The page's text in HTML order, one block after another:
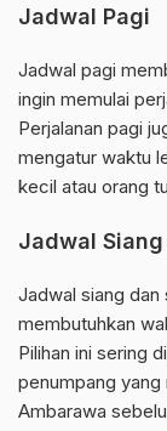
Jadwal Pagi
Jadwal pagi
ingin memulai
Perjalanan pagi
mengatur waktu
kecil atau orang
Jadwal
Jadwal siang
membutuhkan
Pilihan ini sering
penumpang yang
Ambarawa